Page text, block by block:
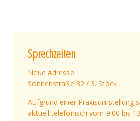
Sprechzeiten
Neue Adresse:
Sonnenstraße 32 / 3. Stock
Aufgrund einer Praxisumstellung
aktuell telefonisch vom 9:00 bis